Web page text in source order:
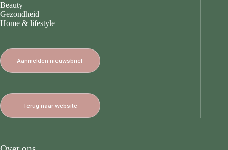
Beauty
Gezondheid
Home & lifestyle
Aanmelden nieuwsbrief
Terug naar website